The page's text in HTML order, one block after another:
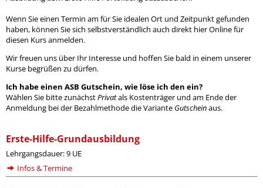
Wenn Sie einen Termin am für Sie idealen Ort und Zeitpunkt gefunden
haben, können Sie sich selbstverständlich auch direkt hier Online für
diesen Kurs anmelden.
Wir freuen uns über Ihr Interesse und hoffen Sie bald in einem unserer
Kurse begrüßen zu dürfen.
Ich habe einen ASB Gutschein, wie löse ich den ein?
Wählen Sie bitte zunächstPrivatals Kostenträger und am Ende der
Anmeldung bei der Bezahlmethode die Variante Gutscheinaus.
Erste-Hilfe-Grundausbildung
Lehrgangsdauer: 9 UE
Infos & Termine